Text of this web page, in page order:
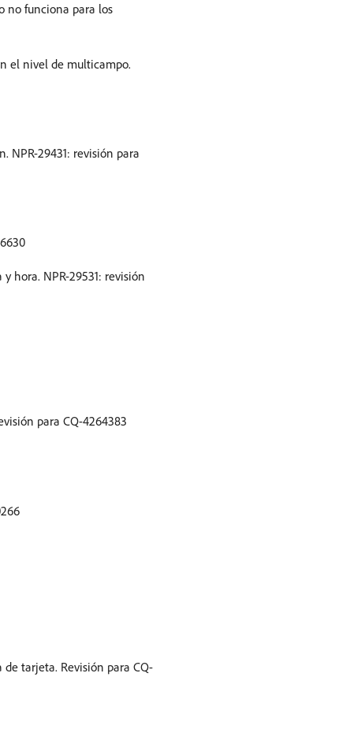
no funciona para los
el nivel de multicampo.
NPR-29431: revisión para
hora. NPR-29531: revisión
para CQ-4264383
tarjeta. Revisión para CQ-